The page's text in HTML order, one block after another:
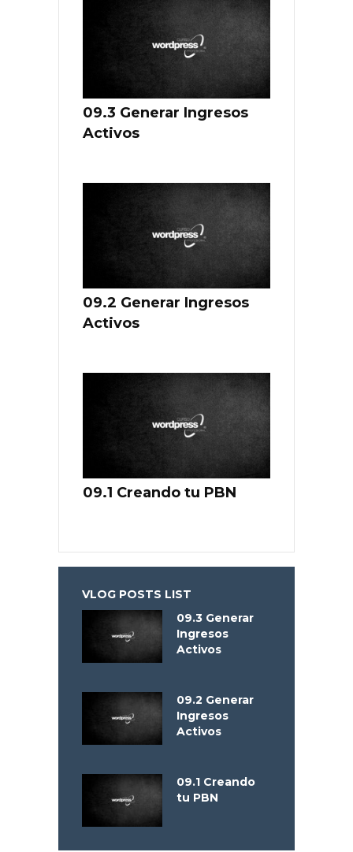
09.3 Generar Ingresos
Activos
09.2 Generar Ingresos
Activos
09.1 Creando tu PBN
VLOG POSTS LIST
09.3 Generar
Ingresos
Activos
09.2 Generar
Ingresos
Activos
09.1 Creando
tu PBN